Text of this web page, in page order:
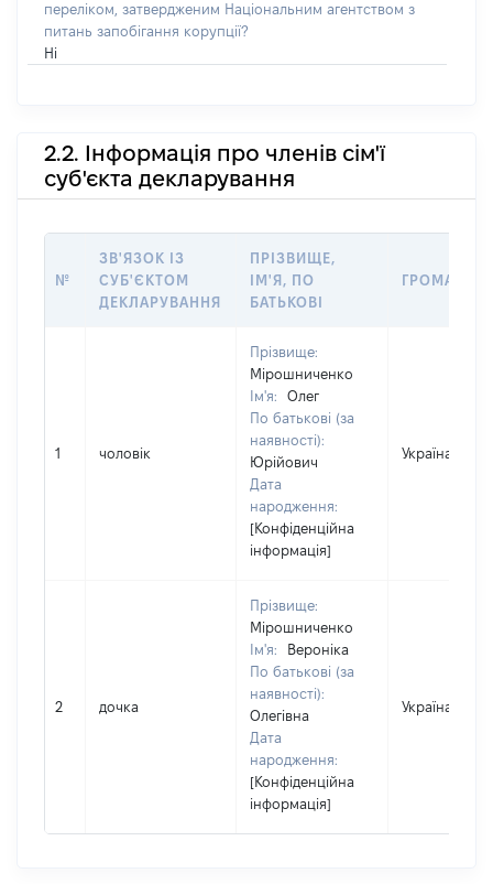
переліком, затвердженим Національним агентством з
питань запобігання корупції?
Ні
2.2. Інформація про членів сім'ї
суб'єкта декларування
№
ЗВ'ЯЗОК ІЗ
СУБ'ЄКТОМ
ДЕКЛАРУВАННЯ
ПРІЗВИЩЕ,
ІМ'Я, ПО
БАТЬКОВІ
1 чоловік
Прізвище:
Мірошниченко
Ім'я:
Олег
По батькові (за
наявності):
Юрійович
Дата
народження:
[Конфіденційна
інформація]
Україна
2 дочка
Прізвище:
Мірошниченко
Ім'я:
Вероніка
По батькові (за
наявності):
Олегівна
Дата
народження:
[Конфіденційна
інформація]
Україна